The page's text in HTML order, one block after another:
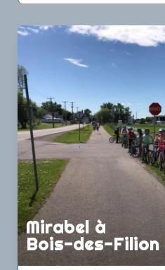
Mirabel à
Bois-des-Filion